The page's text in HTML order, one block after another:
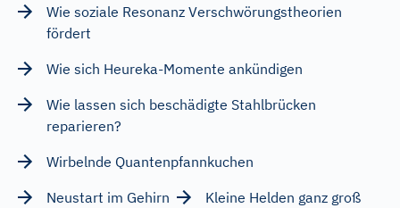
Wie soziale Resonanz Verschwörungstheorien
fördert
Wie sich Heureka-Momente ankündigen
Wie lassen sich beschädigte Stahlbrücken
reparieren?
Wirbelnde Quantenpfannkuchen
Neustart im Gehirn
Kleine Helden ganz groß